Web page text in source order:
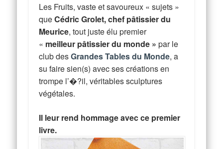
Les Fruits, vaste et savoureux « sujets »
queCédric Grolet, chef pâtissier du
Meurice, tout juste élu premier
« meilleur pâtissier du monde » par le
club desGrandes Tables du Monde, a
su faire sien(s) avec ses créations en
trompe l’�?il, véritables sculptures
végétales.
Il leur rend hommage avec ce premier
livre.